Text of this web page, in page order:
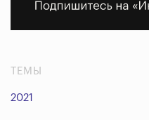
ТЕМЫ
2021